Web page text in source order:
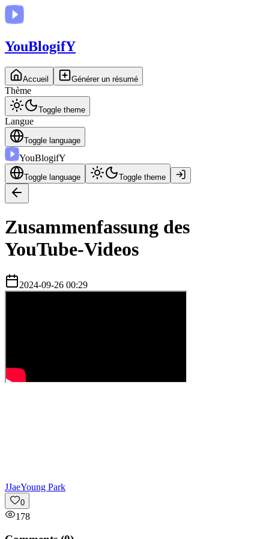
YouBlogifY
Accueil Générer un résumé
Thème
Toggle theme
Langue
Toggle language
YouBlogifY
Toggle language Toggle theme
Zusammenfassung des
YouTube-Videos
2024-09-26 00:29
JJaeYoung Park
0
178